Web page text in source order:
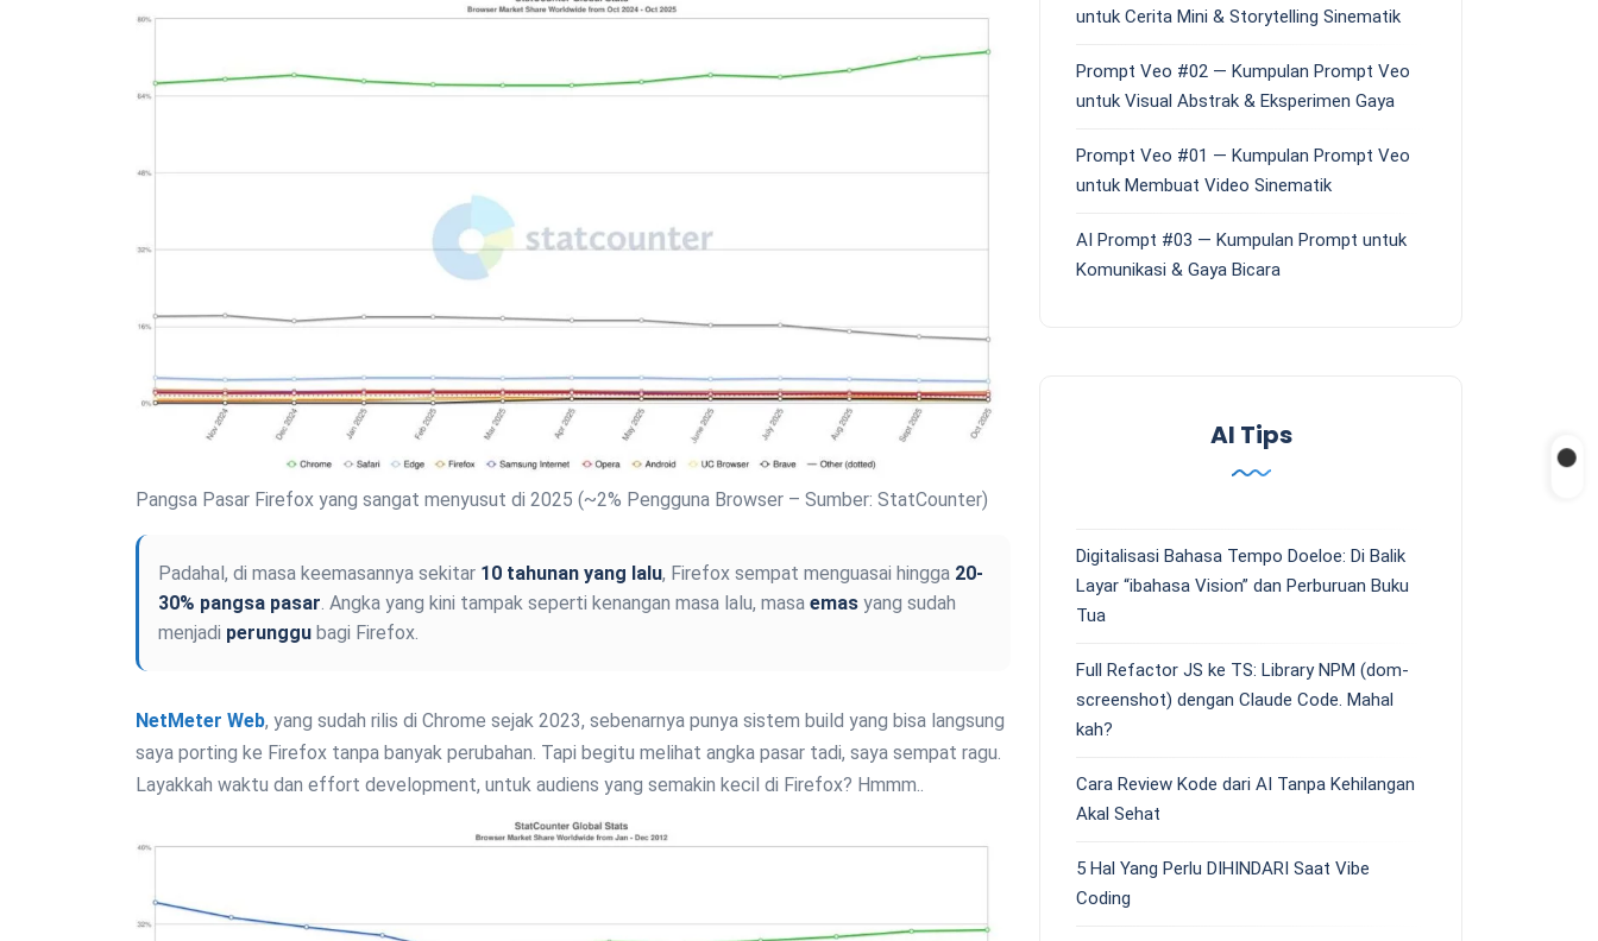
Pangsa Pasar Firefox yang sangat menyusut di 2025 (~2% Pengguna Browser – Sumber: StatCounter)
Padahal, di masa keemasannya sekitar 10 tahunan yang lalu, Firefox sempat menguasai hingga 20-
30% pangsa pasar. Angka yang kini tampak seperti kenangan masa lalu, masa emas yang sudah
menjadi perunggu bagi Firefox.
NetMeter Web, yang sudah rilis di Chrome sejak 2023, sebenarnya punya sistem build yang bisa langsung
saya porting ke Firefox tanpa banyak perubahan. Tapi begitu melihat angka pasar tadi, saya sempat ragu.
Layakkah waktu dan effort development, untuk audiens yang semakin kecil di Firefox? Hmmm..
untuk Cerita Mini & Storytelling Sinematik
Prompt Veo #02 — Kumpulan Prompt Veo
untuk Visual Abstrak & Eksperimen Gaya
Prompt Veo #01 — Kumpulan Prompt Veo
untuk Membuat Video Sinematik
AI Prompt #03 — Kumpulan Prompt untuk
Komunikasi & Gaya Bicara
AI Tips
Digitalisasi Bahasa Tempo Doeloe: Di Balik
Layar “ibahasa Vision” dan Perburuan Buku
Tua
Full Refactor JS ke TS: Library NPM (dom-
screenshot) dengan Claude Code. Mahal
kah?
Cara Review Kode dari AI Tanpa Kehilangan
Akal Sehat
5 Hal Yang Perlu DIHINDARI Saat Vibe
Coding